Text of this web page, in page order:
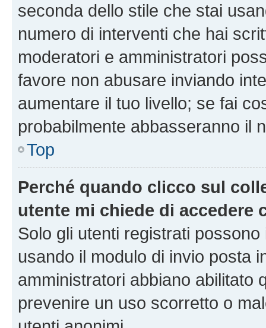
seconda dello stile che stai
numero di interventi che hai
moderatori e amministratori
favore non abusare inviando
aumentare il tuo livello; se fai
probabilmente abbasseranno il
Top
Perché quando clicco sul
utente mi chiede di accedere
Solo gli utenti registrati
usando il modulo di invio posta
amministratori abbiano abilitato
prevenire un uso scorretto o